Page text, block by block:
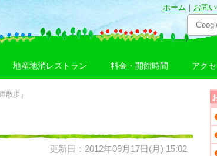
ホーム ｜ お問
地産地消レストラン 料金・開館時間 アク
散歩」
更新日：2012年09月17日(月) 15:02